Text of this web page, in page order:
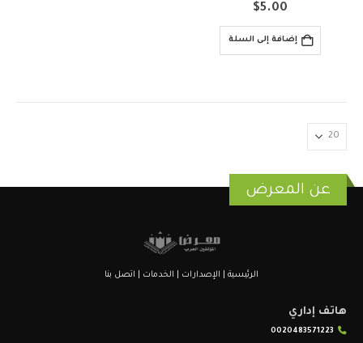
$5.00
إضافة إلى السلة
عن المعرض
الرئيسية الإصدارات الخدمات اتصل بنا
هاتف إداري
0020483571223